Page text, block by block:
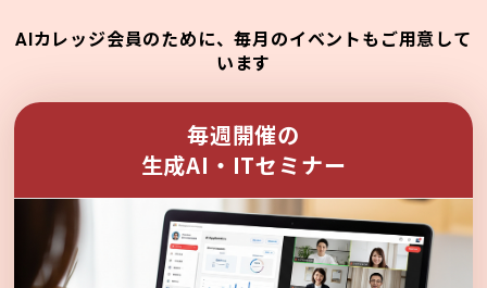
AIカレッジ会員のために、毎月のイベントもご用意して
います
毎週開催の
生成AI・ITセミナー